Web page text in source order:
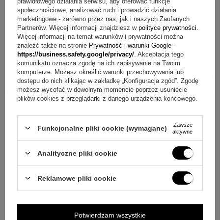
społecznościowe, analizować ruch i prowadzić działania
marketingowe - zarówno przez nas, jak i naszych Zaufanych
Partnerów. Więcej informacji znajdziesz w polityce prywatności
Więcej informacji na temat warunków i prywatności można
znaleźć także na stronie Prywatność i warunki Google -
https://business.safety.google/privacy/ . Akceptacja tego
komunikatu oznacza zgodę na ich zapisywanie na Twoim
komputerze. Możesz określić warunki przechowywania lub
dostępu do nich klikając w zakładkę „Konfiguracja zgód”. Zgodę
możesz wycofać w dowolnym momencie poprzez usunięcie
plików cookies z przeglądarki z danego urządzenia końcowego.
Funkcjonalne pliki cookie (wymagane)
Zawsze
aktywne
Analityczne pliki cookie
Reklamowe pliki cookie
Potwierdzam wszystkie